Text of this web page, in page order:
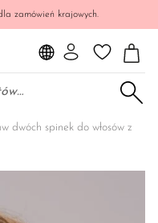
zamówień krajowych.
Szukaj:
dwóch spinek do włosów z